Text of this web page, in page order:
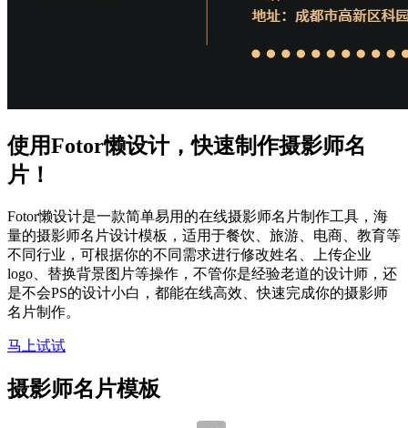
使用Fotor懒设计，快速制作摄影师名
片！
Fotor懒设计是一款简单易用的在线摄影师名片制作工具，海
量的摄影师名片设计模板，适用于餐饮、旅游、电商、教育等
不同行业，可根据你的不同需求进行修改姓名、上传企业
logo、替换背景图片等操作，不管你是经验老道的设计师，还
是不会PS的设计小白，都能在线高效、快速完成你的摄影师
名片制作。
马上试试
摄影师名片模板